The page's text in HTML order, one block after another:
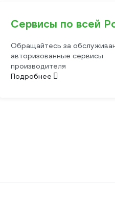
Сервисы по всей
Обращайтесь за
авторизованные сервисы
производителя
Подробнее